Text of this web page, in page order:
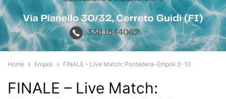
Home Empoli FINALE – Live Match: Pontedera-Empoli 0-10
FINALE – Live Match: